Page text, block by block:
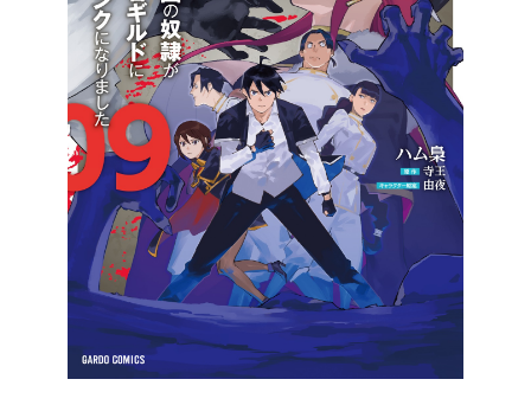
オーバーラップノベルスf
ロサージュノベルス
コミックガルド